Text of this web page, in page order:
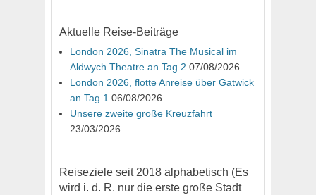
Aktuelle Reise-Beiträge
London 2026, Sinatra The Musical im
Aldwych Theatre an Tag 2 07/08/2026
London 2026, flotte Anreise über Gatwick
an Tag 1 06/08/2026
Unsere zweite große Kreuzfahrt
23/03/2026
Reiseziele seit 2018 alphabetisch (Es
wird i. d. R. nur die erste große Stadt